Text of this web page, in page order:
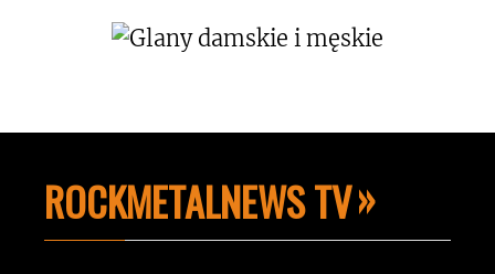
ROCKMETALNEWS TV